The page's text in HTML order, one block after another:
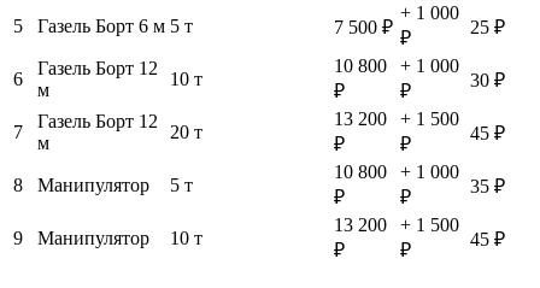
5 Газель Борт 6 м 5 т 7 500 ₽
+ 1 000
₽
25 ₽
6
Газель Борт 12
м
10 т
10 800
₽
+ 1 000
₽
30 ₽
7
Газель Борт 12
м
20 т
13 200
₽
+ 1 500
₽
45 ₽
8 Манипулятор 5 т
10 800
₽
+ 1 000
₽
35 ₽
9 Манипулятор 10 т
13 200
₽
+ 1 500
₽
45 ₽